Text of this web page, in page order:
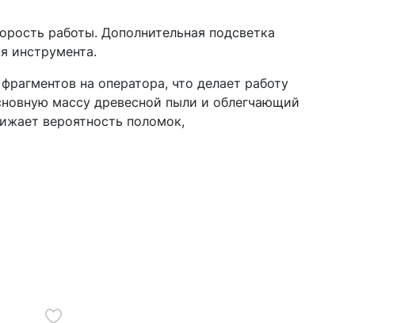
работы. Дополнительная подсветка
инструмента.
на оператора, что делает работу
массу древесной пыли и облегчающий
вероятность поломок,